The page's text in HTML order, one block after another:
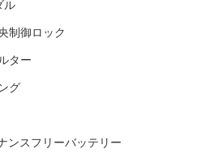
ル
制御ロック
ター
グ
ンスフリーバッテリー